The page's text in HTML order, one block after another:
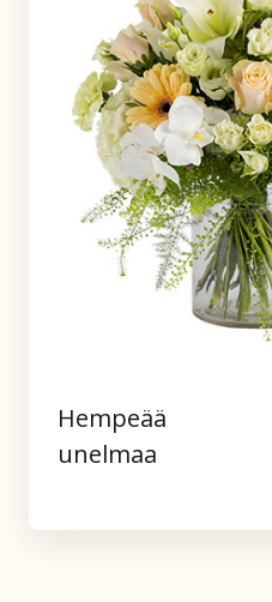
Hempeää
unelmaa